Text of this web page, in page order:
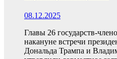
08.12.2025
Главы 26 государств-
накануне встречи
Дональда Трампа и